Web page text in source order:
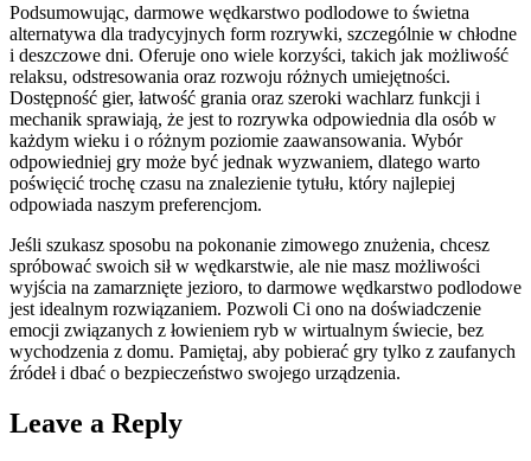
Podsumowując, darmowe wędkarstwo podlodowe to świetna
alternatywa dla tradycyjnych form rozrywki, szczególnie w chłodne
i deszczowe dni. Oferuje ono wiele korzyści, takich jak możliwość
relaksu, odstresowania oraz rozwoju różnych umiejętności.
Dostępność gier, łatwość grania oraz szeroki wachlarz funkcji i
mechanik sprawiają, że jest to rozrywka odpowiednia dla osób w
każdym wieku i o różnym poziomie zaawansowania. Wybór
odpowiedniej gry może być jednak wyzwaniem, dlatego warto
poświęcić trochę czasu na znalezienie tytułu, który najlepiej
odpowiada naszym preferencjom.
Jeśli szukasz sposobu na pokonanie zimowego znużenia, chcesz
spróbować swoich sił w wędkarstwie, ale nie masz możliwości
wyjścia na zamarznięte jezioro, to darmowe wędkarstwo podlodowe
jest idealnym rozwiązaniem. Pozwoli Ci ono na doświadczenie
emocji związanych z łowieniem ryb w wirtualnym świecie, bez
wychodzenia z domu. Pamiętaj, aby pobierać gry tylko z zaufanych
źródeł i dbać o bezpieczeństwo swojego urządzenia.
Leave a Reply